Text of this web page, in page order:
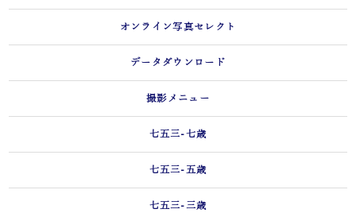
オンライン写真セレクト
データダウンロード
撮影メニュー
七五三-七歳
七五三-五歳
七五三-三歳